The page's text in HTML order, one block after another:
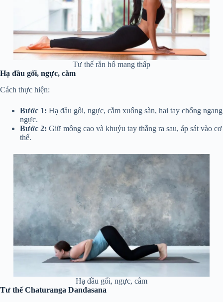
Tư thế rắn hổ mang thấp
Hạ đầu gối, ngực, cằm
Cách thực hiện:
Bước 1: Hạ đầu gối, ngực, cằm xuống sàn, hai tay chống ngang
ngực.
Bước 2: Giữ mông cao và khuỷu tay thẳng ra sau, áp sát vào cơ
thể.
Hạ đầu gối, ngực, cằm
Tư thế Chaturanga Dandasana